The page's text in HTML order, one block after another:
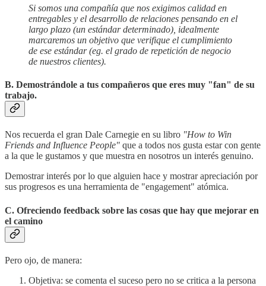
Si somos una compañía que nos exigimos calidad en
entregables y el desarrollo de relaciones pensando en el
largo plazo (un estándar determinado), idealmente
marcaremos un objetivo que verifique el cumplimiento
de ese estándar (eg. el grado de repetición de negocio
de nuestros clientes).
B. Demostrándole a tus compañeros que eres muy "fan" de su
trabajo.
Nos recuerda el gran Dale Carnegie en su libro "How to Win
Friends and Influence People" que a todos nos gusta estar con gente
a la que le gustamos y que muestra en nosotros un interés genuino.
Demostrar interés por lo que alguien hace y mostrar apreciación por
sus progresos es una herramienta de "engagement" atómica.
C. Ofreciendo feedback sobre las cosas que hay que mejorar en
el camino
Pero ojo, de manera:
Objetiva: se comenta el suceso pero no se critica a la persona